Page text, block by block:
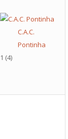
C.A.C.
Pontinha
1 (4)